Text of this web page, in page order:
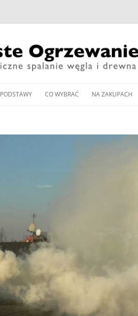
PODSTAWY
KIEDY, ZA CO, ILE TO KOSZTUJE
ZAKAZ PALENIA W PIECACH –
GDZIE JEST, GDZIE BĘDZIE, JAK
JAK PALIĆ DREWNEM
JAK PALIĆ KOKSEM
CO WYBRAĆ
KOTŁY PODAJNIKOWE NA WĘGIEL
PROMIENNIKI PODCZERWIENI
KOMINEK, PIEC – (NIE TYLKO)
NOWOCZESNEGO DOMU
POMPA CIEPŁA CZY OGRZEWANIE
GAZOWE
NA ZAKUPACH
JAK CZYTAĆ
POMPA CIEPŁA